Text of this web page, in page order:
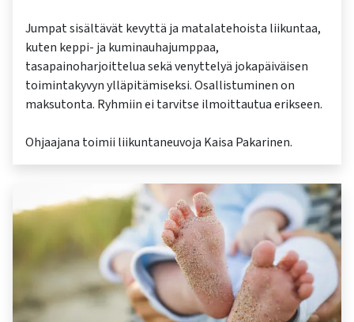
Jumpat sisältävät kevyttä ja matalatehoista liikuntaa,
kuten keppi- ja kuminauhajumppaa,
tasapainoharjoittelua sekä venyttelyä jokapäiväisen
toimintakyvyn ylläpitämiseksi. Osallistuminen on
maksutonta. Ryhmiin ei tarvitse ilmoittautua erikseen.